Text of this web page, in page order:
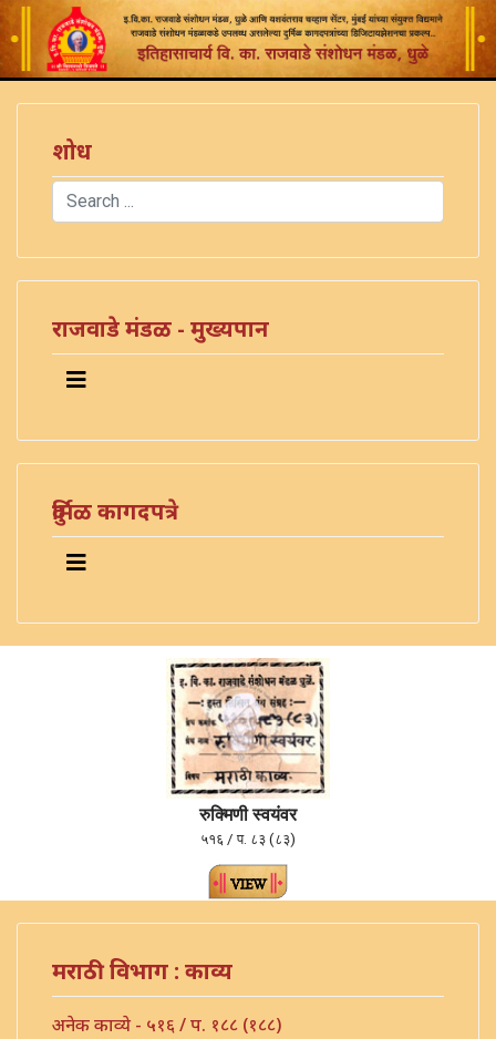
शोध
Search
राजवाडे मंडळ - मुख्यपान
दुर्मिळ कागदपत्रे
रुक्मिणी स्वयंवर
५१६ / प. ८३ (८३)
मराठी विभाग : काव्य
अनेक काव्ये - ५१६ / प. १८८ (१८८)